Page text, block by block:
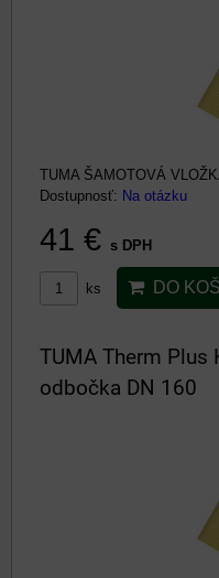
TUMA ŠAMOTOVÁ
Dostupnosť: Na otázku
41 € s DPH
ks DO
TUMA Therm Plus
odbočka DN 160